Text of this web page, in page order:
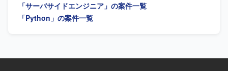
定に大きな裁量を持ち、AI・機械学習基盤構築の中核とし
て活躍できるポジションです。 【開発環境】 機械学習シス
Notebook on Databricksを利用し、Pythonプロジェクトの
した設計ができ、ユーザー価値を重視しながらデータを通
じて意思決定を支援できる方が望ましいです。エンドユー
と協働しながらプロジェクトを進められる協調性も重視し
どの提案活動を行います。PRDや要件定義書、仕様書の作
成を通じて要件定義と仕様策定を進め、開発チームのマネ
構築します。生成AIの技術検証やプロンプトチューニング
「サーバサイドエンジニア」の案件一覧
「Python」の案件一覧